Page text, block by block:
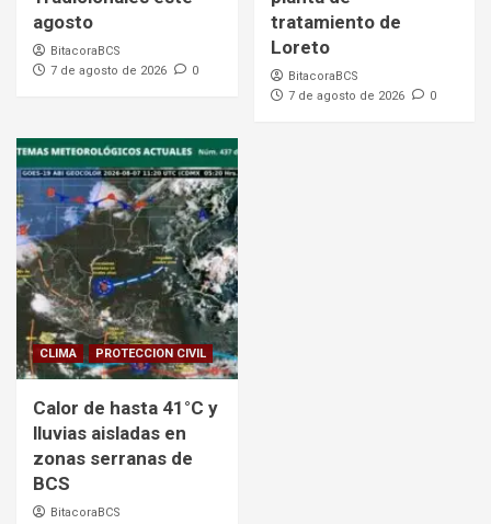
agosto
BitacoraBCS
7 de agosto de 2026
0
tratamiento de
Loreto
BitacoraBCS
7 de agosto de 2026
0
CLIMA PROTECCION CIVIL
Calor de hasta 41°C y
lluvias aisladas en
zonas serranas de
BCS
BitacoraBCS